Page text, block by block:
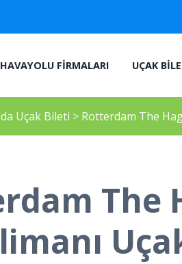
HAVAYOLU FIRMALARI UÇAK
Uçak Bileti > Rotterdam The
The